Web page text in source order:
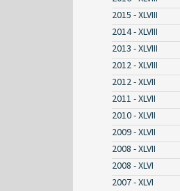
2015 - XLVIII
2014 - XLVIII
2013 - XLVIII
2012 - XLVIII
2012 - XLVII
2011 - XLVII
2010 - XLVII
2009 - XLVII
2008 - XLVII
2008 - XLVI
2007 - XLVI